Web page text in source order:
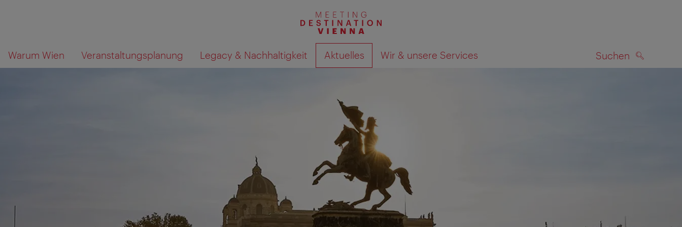
Navigation
Inhalt
Warum Wien Veranstaltungsplanung Legacy & Nachhaltigkeit Aktuelles Wir & unsere Services Suchen
Wonach
suchen
Sie?